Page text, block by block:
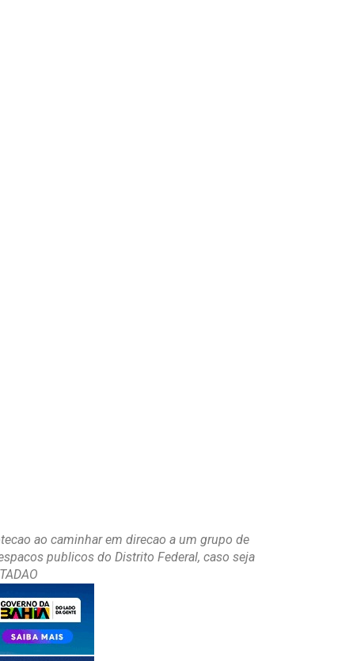
ao caminhar em direcao a um grupo de
publicos do Distrito Federal, caso seja